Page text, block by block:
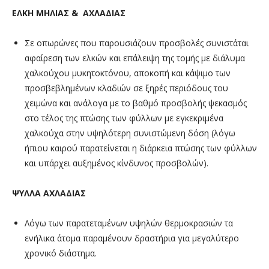
ΕΛΚΗ ΜΗΛΙΑΣ & ΑΧΛΑΔΙΑΣ
Σε οπωρώνες που παρουσιάζουν προσβολές συνιστάται
αφαίρεση των ελκών και επάλειψη της τομής με διάλυμα
χαλκούχου μυκητοκτόνου, αποκοπή και κάψιμο των
προσβεβλημένων κλαδιών σε ξηρές περιόδους του
χειμώνα και ανάλογα με το βαθμό προσβολής ψεκασμός
στο τέλος της πτώσης των φύλλων με εγκεκριμένα
χαλκούχα στην υψηλότερη συνιστώμενη δόση (λόγω
ήπιου καιρού παρατείνεται η διάρκεια πτώσης των φύλλων
και υπάρχει αυξημένος κίνδυνος προσβολών).
ΨΥΛΛΑ ΑΧΛΑΔΙΑΣ
Λόγω των παρατεταμένων υψηλών θερμοκρασιών τα
ενήλικα άτομα παραμένουν δραστήρια για μεγαλύτερο
χρονικό διάστημα.